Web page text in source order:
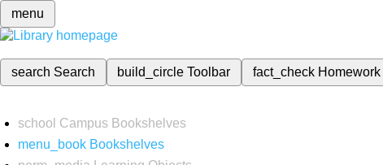
menu
search Search build_circleToolbar fact_check Homework
school Campus Bookshelves
menu_book Bookshelves